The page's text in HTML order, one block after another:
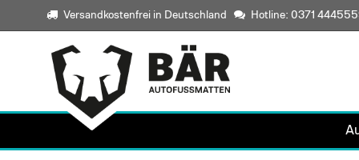
Versandkostenfrei in Deutschland Hotline: 0371